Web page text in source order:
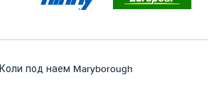
Коли под наем Maryborough